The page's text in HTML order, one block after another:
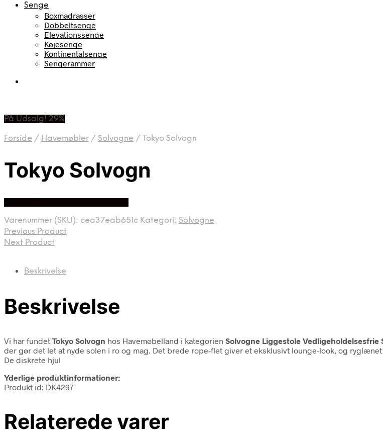
Senge
Boxmadrasser
Dobbeltsenge
Elevationssenge
Køjesenge
Kontinentalsenge
Sengerammer
På Udsalg! 29%
Forside / Havemøbler / Solvogne / Tokyo Solvogn
Tokyo Solvogn
Varenummer (SKU): cea37eab651c Kategori: Solvogne
Previous Product
Next Product
Beskrivelse
Beskrivelse
Vi har fundet Tokyo Solvogn hos Havemøbelland i kategorien Solvogne Liggestole Vedligeholdelsesfrie
der gør det let at nyde solen i ro og mag. Det brede rope-flet giver et eksklusivt lounge-look, og
De diskrete hjul
Yderlige produktinformationer:
Produkt id: DK4297
Relaterede varer